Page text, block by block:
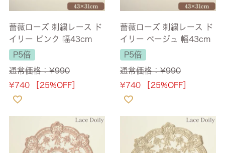
薔薇ローズ 刺繍レース ド
イリー ピンク 幅43cm
P5倍
通常価格：¥990
¥740 ［25%OFF］
薔薇ローズ 刺繍レース ド
イリー ベージュ 幅43cm
P5倍
通常価格：¥990
¥740 ［25%OFF］